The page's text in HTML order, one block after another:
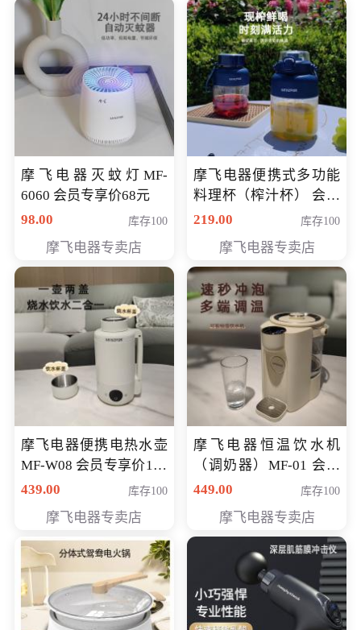
摩飞电器灭蚊灯MF-
6060 会员专享价68元
98.00
库存100
摩飞电器专卖店
摩飞电器便携式多功能
料理杯（榨汁杯） 会员
专享价118元
219.00 库存100
摩飞电器专卖店
摩飞电器便携电热水壶
MF-W08 会员专享价198
元
439.00 库存100
摩飞电器专卖店
摩飞电器恒温饮水机
（调奶器）MF-01 会员
专享价366元
449.00 库存100
摩飞电器专卖店